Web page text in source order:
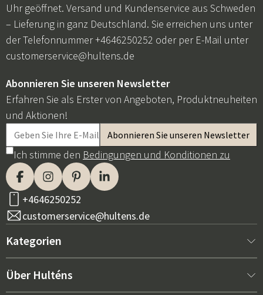
Uhr geöffnet. Versand und Kundenservice aus Schweden
– Lieferung in ganz Deutschland. Sie erreichen uns unter
der Telefonnummer +4646250252 oder per E-Mail unter
customerservice@hultens.de
Abonnieren Sie unseren Newsletter
Erfahren Sie als Erster von Angeboten, Produktneuheiten
und Aktionen!
Ich stimme den Bedingungen und Konditionen zu
+4646250252
customerservice@hultens.de
Kategorien
Neu bei uns
Über Hulténs